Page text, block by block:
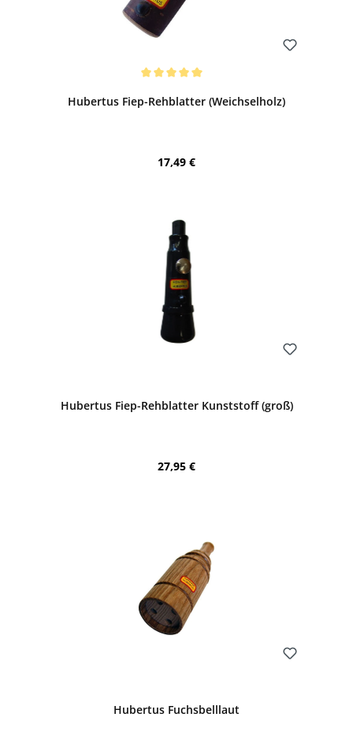
Hubertus Fiep-Rehblatter (Weichselholz)
Regulärer Preis:
17,49 €
Hubertus Fiep-Rehblatter Kunststoff (groß)
Regulärer Preis:
27,95 €
Hubertus Fuchsbelllaut